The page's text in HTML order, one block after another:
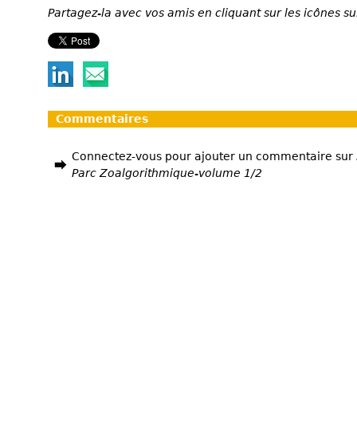
Partagez-la avec vos amis en cliquant sur les icônes
Commentaires
Connectez-vous pour ajouter un commentaire sur
Parc Zoalgorithmique-volume 1/2